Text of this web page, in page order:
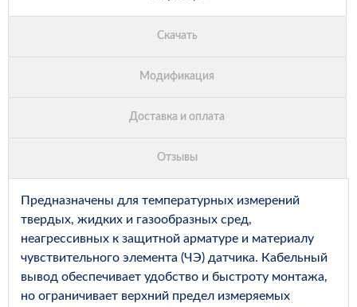
Предназначены для температурных измерений
твердых, жидких и газообразных сред,
неагрессивных к защитной арматуре и материалу
чувствительного элемента (ЧЭ) датчика. Кабельный
вывод обеспечивает удобство и быстроту монтажа,
но ограничивает верхний предел измеряемых